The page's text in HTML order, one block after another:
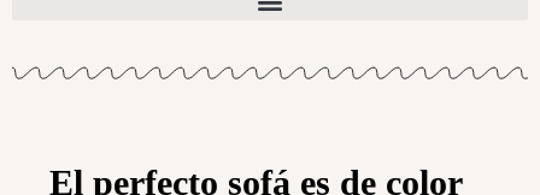
El perfecto sofá es de color